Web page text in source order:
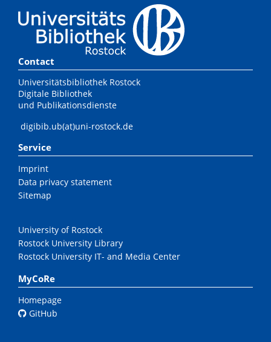
Contact
Universitätsbibliothek Rostock
Digitale Bibliothek
und Publikationsdienste
digibib.ub(at)uni-rostock.de
Service
Imprint
Data privacy statement
Sitemap
University of Rostock
Rostock University Library
Rostock University IT- and Media Center
MyCoRe
Homepage
GitHub